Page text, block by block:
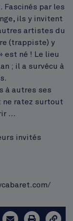
Fascinés par les
ils y invitent
artistes du
(trappiste) y
est né ! Le lieu
; il a survécu à
à autres ses
ne ratez surtout
…
invités